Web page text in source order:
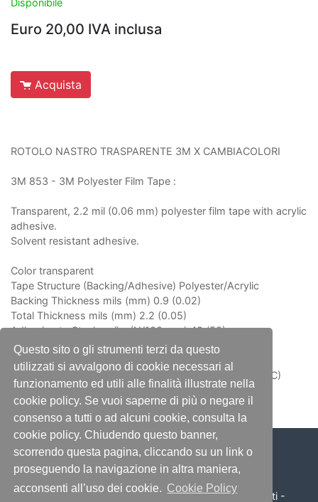
Questo sito o gli strumenti terzi da questo
utilizzati si avvalgono di cookie necessari al
funzionamento ed utili alle finalità illustrate nella
cookie policy. Se vuoi saperne di più o negare il
consenso a tutti o ad alcuni cookie, consulta la
cookie policy. Chiudendo questo banner,
scorrendo questa pagina, cliccando su un link o
proseguendo la navigazione in altra maniera,
acconsenti all’uso dei cookie. Cookie Policy
Disponibile
Euro 20,00 IVA inclusa
Acquista
ROTOLO NASTRO TRASPARENTE 3M X CAMBIACOLORI
3M 853 - 3M Polyester Film Tape :
Transparent, 2.2 mil (0.06 mm) polyester film tape with acrylic
adhesive.
Solvent resistant adhesive.
Color transparent
Tape Structure (Backing/Adhesive) Polyester/Acrylic
Backing Thickness mils (mm) 0.9 (0.02)
Total Thickness mils (mm) 2.2 (0.05)
Adhesion to Steel oz./in. (N/100 mm) 48 (52)
Tensile Strength lbs./in. (N/100 mm) 24 (421)
Elongation at Break % 120
Temperature Range °F (°C) -60 to 300°F (-50 to 150° C)
© 2026 Illumino Service S.r.l. - Tutti i diritti sono riservati -